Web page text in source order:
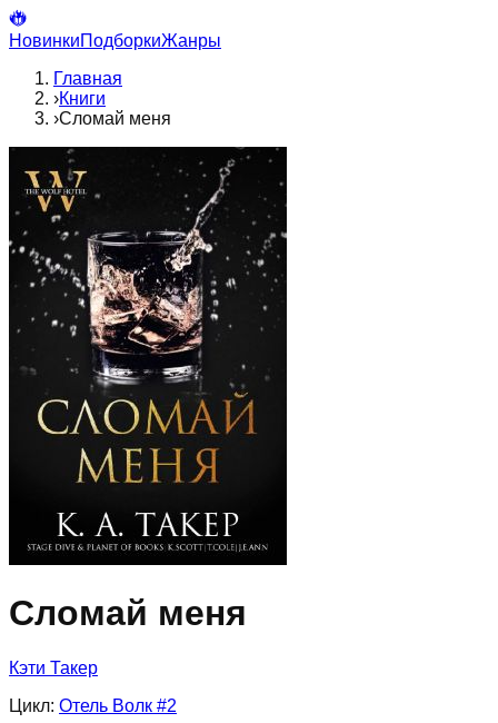
НовинкиПодборкиЖанры
Главная
›Книги
›Сломай меня
Сломай меня
Кэти Такер
Цикл: Отель Волк #2